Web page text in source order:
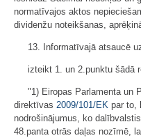
normatīvajos aktos
dividenžu noteikšanas,
13. Informatīvajā atsaucē
izteikt 1. un 2.punktu šādā
"1) Eiropas Parlamenta un
direktīvas 2009/101/EK par to,
nodrošinājumus, ko
48.panta otrās daļas nozīmē,